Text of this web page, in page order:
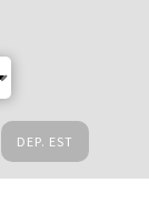
DEP. EST